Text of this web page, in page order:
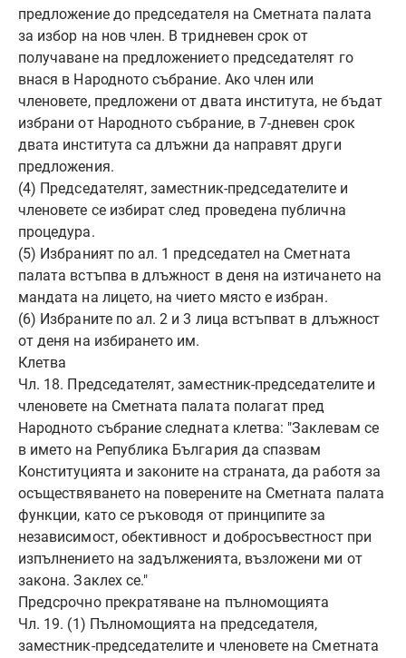
предложение до председателя на Сметната палата
за избор на нов член. В тридневен срок от
получаване на предложението председателят го
внася в Народното събрание. Ако член или
членовете, предложени от двата института, не бъдат
избрани от Народното събрание, в 7-дневен срок
двата института са длъжни да направят други
предложения.
(4) Председателят, заместник-председателите и
членовете се избират след проведена публична
процедура.
(5) Избраният по ал. 1 председател на Сметната
палата встъпва в длъжност в деня на изтичането на
мандата на лицето, на чието място е избран.
(6) Избраните по ал. 2 и 3 лица встъпват в длъжност
от деня на избирането им.
Клетва
Чл. 18. Председателят, заместник-председателите и
членовете на Сметната палата полагат пред
Народното събрание следната клетва: "Заклевам се
в името на Република България да спазвам
Конституцията и законите на страната, да работя за
осъществяването на поверените на Сметната палата
функции, като се ръководя от принципите за
независимост, обективност и добросъвестност при
изпълнението на задълженията, възложени ми от
закона. Заклех се."
Предсрочно прекратяване на пълномощията
Чл. 19. (1) Пълномощията на председателя,
заместник-председателите и членовете на Сметната